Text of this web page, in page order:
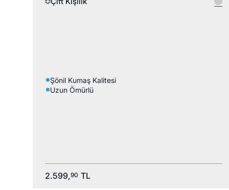
Şönil Kumaş Kalitesi
Uzun Ömürlü
2.599,90 TL